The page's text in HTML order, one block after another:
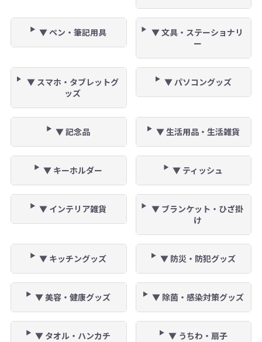
▼ ペン・筆記用具
▼ 文具・ステーショナリ
ー
▼ スマホ・タブレットグ
ッズ
▼ パソコングッズ
▼ 記念品 ▼ 生活用品・生活雑貨
▼ キーホルダー ▼ ティッシュ
▼ インテリア雑貨
▼ ブランケット・ひざ掛
け
▼ キッチングッズ ▼ 防災・防犯グッズ
▼ 美容・健康グッズ ▼ 除菌・感染対策グッズ
▼ タオル・ハンカチ ▼ うちわ・扇子